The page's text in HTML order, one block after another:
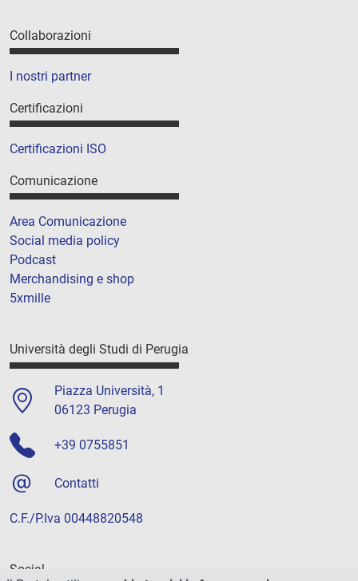
Collaborazioni
I nostri partner
Certificazioni
Certificazioni ISO
Comunicazione
Area Comunicazione
Social media policy
Podcast
Merchandising e shop
5xmille
Università degli Studi di Perugia
Piazza Università, 1
06123 Perugia
+39 0755851
Contatti
C.F./P.Iva 00448820548
Social